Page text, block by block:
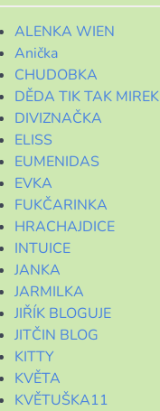
ALENKA WIEN
Anička
CHUDOBKA
DĚDA TIK TAK MIREK
DIVIZNAČKA
ELISS
EUMENIDAS
EVKA
FUKČARINKA
HRACHAJDICE
INTUICE
JANKA
JARMILKA
JIŘÍK BLOGUJE
JITČIN BLOG
KITTY
KVĚTA
KVĚTUŠKA11